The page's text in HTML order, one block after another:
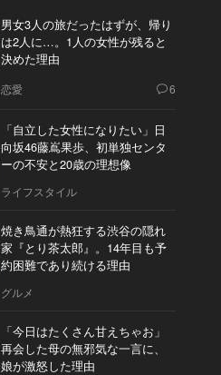
男女3人の旅だったはずが、帰り
は2人に…。1人の女性が残ると
決めた理由
恋愛 6
「自立した女性になりたい」日
向坂46藤嶌果歩、初単独センタ
ーの不安と20歳の理想像
ライフスタイル
焼き鳥通が熱狂する渋谷の隠れ
家『とり茶太郎』。14年目も予
約困難であり続ける理由
グルメ
「今日はたくさん甘えちゃお」
再会した母の無邪気な一言に、
娘が激怒した理由